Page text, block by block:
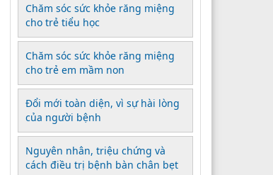
Chăm sóc sức khỏe răng miệng
cho trẻ tiểu học
Chăm sóc sức khỏe răng miệng
cho trẻ em mầm non
Đổi mới toàn diện, vì sự hài lòng
của người bệnh
Nguyên nhân, triệu chứng và
cách điều trị bệnh bàn chân bẹt